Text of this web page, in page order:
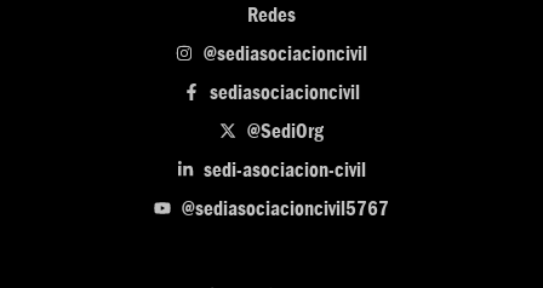
Redes
@sediasociacioncivil
sediasociacioncivil
@SediOrg
sedi-asociacion-civil
@sediasociacioncivil5767